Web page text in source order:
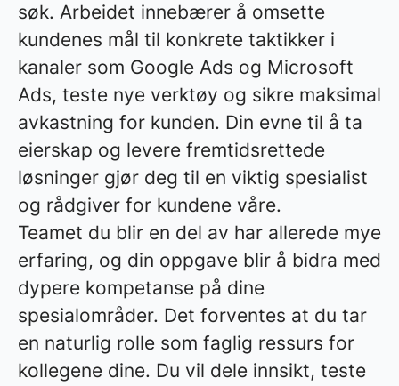
søk. Arbeidet innebærer å omsette
kundenes mål til konkrete taktikker i
kanaler som Google Ads og Microsoft
Ads, teste nye verktøy og sikre maksimal
avkastning for kunden. Din evne til å ta
eierskap og levere fremtidsrettede
løsninger gjør deg til en viktig spesialist
og rådgiver for kundene våre.
Teamet du blir en del av har allerede mye
erfaring, og din oppgave blir å bidra med
dypere kompetanse på dine
spesialområder. Det forventes at du tar
en naturlig rolle som faglig ressurs for
kollegene dine. Du vil dele innsikt, teste